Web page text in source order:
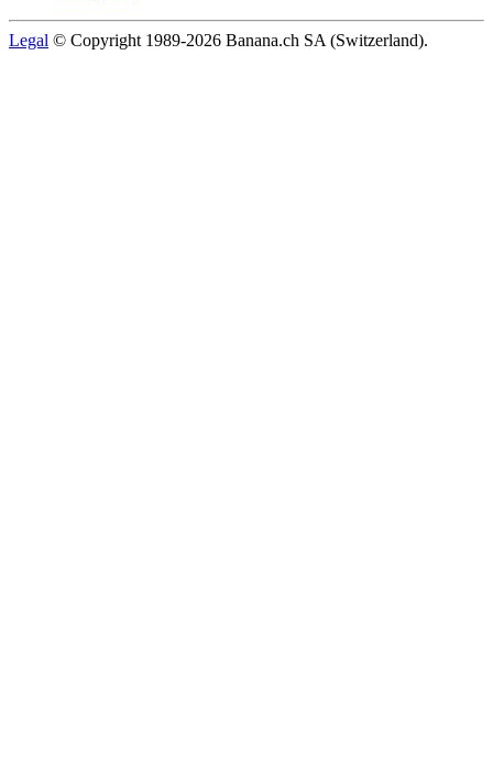
Legal © Copyright 1989-2026 Banana.ch SA (Switzerland).